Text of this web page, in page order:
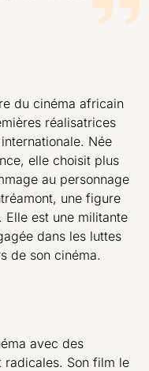
du cinéma africain
réalisatrices
Née
elle choisit plus
au personnage
une figure
est une militante
dans les luttes
de son cinéma.
avec des
Son film le